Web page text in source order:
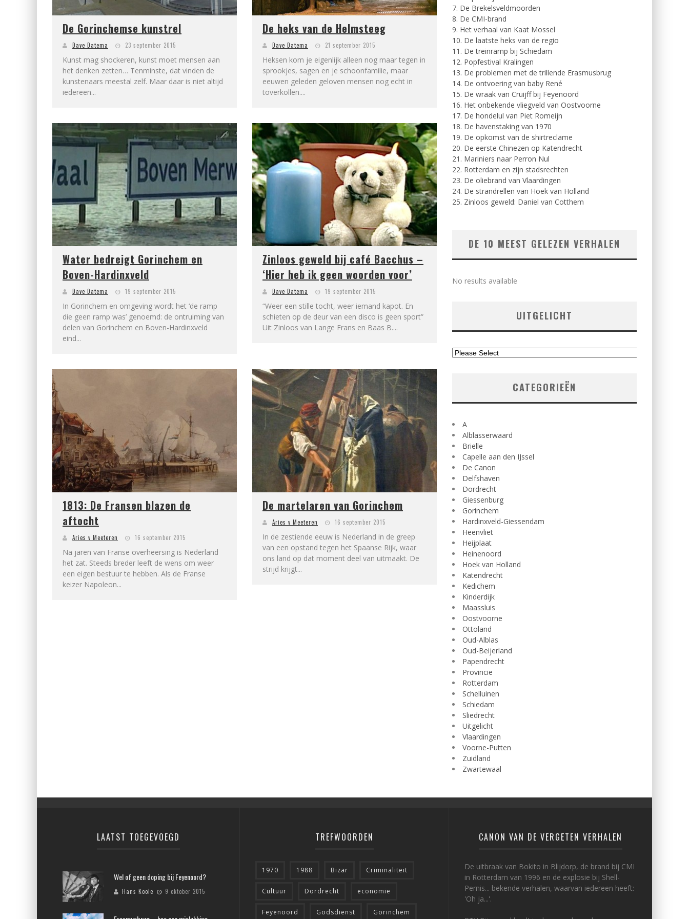
De Gorinchemse kunstrel
Dave Datema 23 september 2015
Kunst mag shockeren, kunst moet mensen aan
het denken zetten… Tenminste, dat vinden de
kunstenaars meestal zelf. Maar daar is niet altijd
iedereen...
De heks van de Helmsteeg
Dave Datema 21 september 2015
Heksen kom je eigenlijk alleen nog maar tegen in
sprookjes, sagen en je schoonfamilie, maar
eeuwen geleden geloven mensen nog echt in
toverkollen....
Water bedreigt Gorinchem en
Boven-Hardinxveld
Dave Datema 19 september 2015
In Gorinchem en omgeving wordt het ‘de ramp
die geen ramp was’ genoemd: de ontruiming van
delen van Gorinchem en Boven-Hardinxveld
eind...
Zinloos geweld bij café Bacchus –
‘Hier heb ik geen woorden voor’
Dave Datema 19 september 2015
“Weer een stille tocht, weer iemand kapot. En
schieten op de deur van een disco is geen sport”
Uit Zinloos van Lange Frans en Baas B....
1813: De Fransen blazen de
aftocht
Aries v Meeteren 16 september 2015
Na jaren van Franse overheersing is Nederland
het zat. Steeds breder leeft de wens om weer
een eigen bestuur te hebben. Als de Franse
keizer Napoleon...
De martelaren van Gorinchem
Aries v Meeteren 16 september 2015
In de zestiende eeuw is Nederland in de greep
van een opstand tegen het Spaanse Rijk, waar
ons land op dat moment deel van uitmaakt. De
strijd krijgt...
7. De Brekelsveldmoorden
8. De CMI-brand
9. Het verhaal van Kaat Mossel
10. De laatste heks van de regio
11. De treinramp bij Schiedam
12. Popfestival Kralingen
13. De problemen met de trillende Erasmusbrug
14. De ontvoering van baby René
15. De wraak van Cruijff bij Feyenoord
16. Het onbekende vliegveld van Oostvoorne
17. De hondelul van Piet Romeijn
18. De havenstaking van 1970
19. De opkomst van de shirtreclame
20. De eerste Chinezen op Katendrecht
21. Mariniers naar Perron Nul
22. Rotterdam en zijn stadsrechten
23. De oliebrand van Vlaardingen
24. De strandrellen van Hoek van Holland
25. Zinloos geweld: Daniel van Cotthem
DE 10 MEEST GELEZEN VERHALEN
No results available
UITGELICHT
CATEGORIEËN
A
Alblasserwaard
Brielle
Capelle aan den IJssel
De Canon
Delfshaven
Dordrecht
Giessenburg
Gorinchem
Hardinxveld-Giessendam
Heenvliet
Heijplaat
Heinenoord
Hoek van Holland
Katendrecht
Kedichem
Kinderdijk
Maassluis
Oostvoorne
Ottoland
Oud-Alblas
Oud-Beijerland
Papendrecht
Provincie
Rotterdam
Schelluinen
Schiedam
Sliedrecht
Uitgelicht
Vlaardingen
Voorne-Putten
Zuidland
Zwartewaal
LAATST TOEGEVOEGD
Wel of geen doping bij Feyenoord?
Hans Koole 9 oktober 2015
TREFWOORDEN
1970 1988 Bizar Criminaliteit
Cultuur Dordrecht economie
Feyenoord Godsdienst Gorinchem
CANON VAN DE VERGETEN VERHALEN
De uitbraak van Bokito in Blijdorp, de brand bij CMI
in Rotterdam van 1996 en de explosie bij Shell-
Pernis... bekende verhalen, waarvan iedereen heeft:
'Oh ja...'.